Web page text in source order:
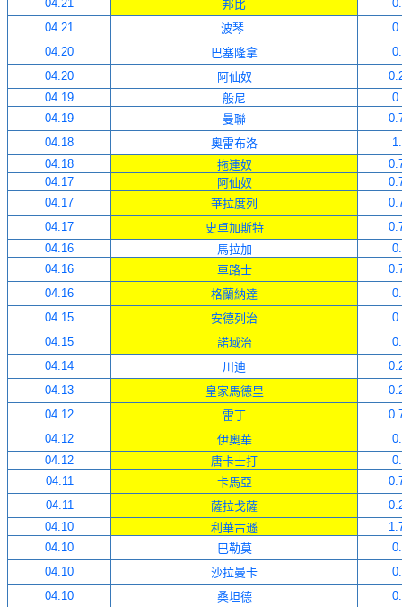
04.21 邦比
04.21 波琴
04.20 巴塞隆拿
04.20 阿仙奴
04.19 般尼
04.19 曼聯
04.18 奧雷布洛
04.18 拖連奴
04.17 阿仙奴
04.17 華拉度列
04.17 史卓加斯特
04.16 馬拉加
04.16 車路士
04.16 格蘭納達
04.15 安德列治
04.15 諾域治
04.14 川迪
04.13 皇家馬德里
04.12 雷丁
04.12 伊奧華
04.12 唐卡士打
04.11 卡馬亞
04.11 薩拉戈薩
04.10 利華古遜
04.10 巴勒莫
04.10 沙拉曼卡
04.10 桑坦德